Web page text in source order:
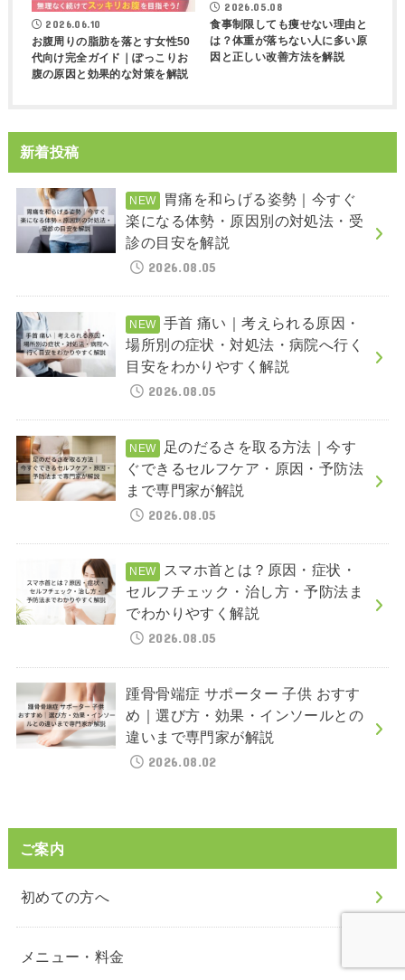
2026.06.10
お腹周りの脂肪を落とす女性50
代向け完全ガイド｜ぽっこりお
腹の原因と効果的な対策を解説
2026.05.08
食事制限しても痩せない理由と
は？体重が落ちない人に多い原
因と正しい改善方法を解説
新着投稿
胃痛を和らげる姿勢｜今すぐ
楽になる体勢・原因別の対処法・受
診の目安を解説
2026.08.05
手首 痛い｜考えられる原因・
場所別の症状・対処法・病院へ行く
目安をわかりやすく解説
2026.08.05
足のだるさを取る方法｜今す
ぐできるセルフケア・原因・予防法
まで専門家が解説
2026.08.05
スマホ首とは？原因・症状・
セルフチェック・治し方・予防法ま
でわかりやすく解説
2026.08.05
踵骨骨端症 サポーター 子供 おすす
め｜選び方・効果・インソールとの
違いまで専門家が解説
2026.08.02
ご案内
初めての方へ
メニュー・料金